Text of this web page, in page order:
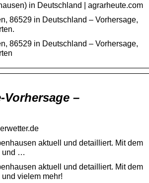
in Deutschland | agrarheute.com
86529 in Deutschland – Vorhersage,
86529 in Deutschland – Vorhersage,
Vorhersage –
aktuell und detailliert. Mit dem
und …
aktuell und detailliert. Mit dem
vielem mehr!